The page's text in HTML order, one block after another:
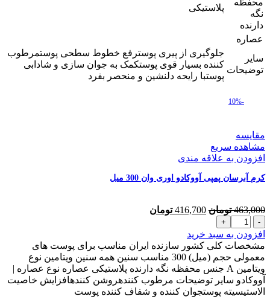
نگه
دارنده
پلاستیکی
عصاره
سایر
توضیحات
جلوگیری از پیری پوسترفع خطوط سطحی پوستمرطوب
کننده بسیار قوی پوستکمک به جوان سازی و شادابی
پوستبا رایحه دلنشین و منحصر بفرد
-10%
مقایسه
مشاهده سریع
افزودن به علاقه مندی
کرم آبرسان پمپی آووکادو اوری وان 300 میل
463,000 تومان قیمت
بود.
416,700 تومان
است.
کرم
آبرسان
پمپی
آووکادو
اوری
وان
300
افزودن به سبد خرید
مشخصات کلی کشور سازنده ایران مناسب برای پوست های
معمولی حجم (میل) 300 مناسب سنین همه سنین ویتامین نوع
ویتامین A جنس محفظه نگه دارنده پلاستیکی عصاره نوع عصاره |
آووکادو سایر توضیحات مرطوب کنندهروشن کنندهافزایش خاصیت
الاستیسیته پوستجوان کننده و شفاف کننده پوست